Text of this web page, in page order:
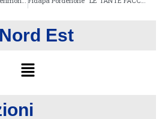
Est